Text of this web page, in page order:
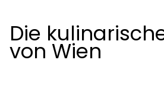
Die
von Wien